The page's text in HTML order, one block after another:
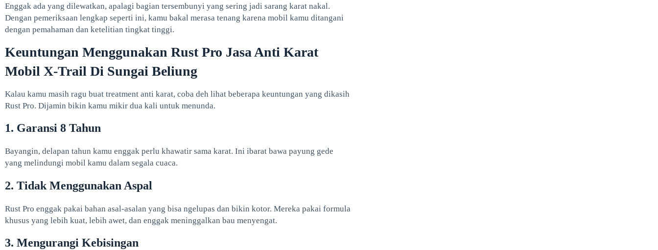
Enggak ada yang dilewatkan, apalagi bagian tersembunyi yang sering jadi sarang karat nakal.
Dengan pemeriksaan lengkap seperti ini, kamu bakal merasa tenang karena mobil kamu ditangani
dengan pemahaman dan ketelitian tingkat tinggi.
Keuntungan Menggunakan Rust Pro Jasa Anti Karat
Mobil X-Trail Di Sungai Beliung
Kalau kamu masih ragu buat treatment anti karat, coba deh lihat beberapa keuntungan yang dikasih
Rust Pro. Dijamin bikin kamu mikir dua kali untuk menunda.
1. Garansi 8 Tahun
Bayangin, delapan tahun kamu enggak perlu khawatir sama karat. Ini ibarat bawa payung gede
yang melindungi mobil kamu dalam segala cuaca.
2. Tidak Menggunakan Aspal
Rust Pro enggak pakai bahan asal-asalan yang bisa ngelupas dan bikin kotor. Mereka pakai formula
khusus yang lebih kuat, lebih awet, dan enggak meninggalkan bau menyengat.
3. Mengurangi Kebisingan